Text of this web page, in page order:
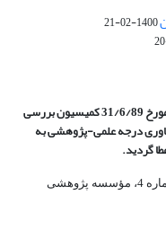
1400-02-21
بررسی
درجه علمی‌-پژوهشیبه
گردید.
آدرس : تهــران، خ نوفل لوشاتو، خ آراکلیان، شماره 4،‌ مؤسسه پژوهشی